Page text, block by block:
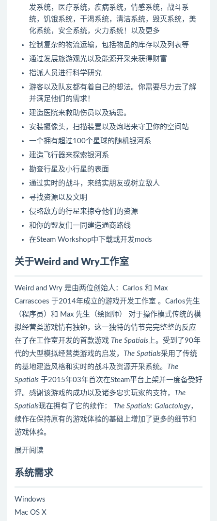
发系统，医疗系统，疾病系统，情感系统，战斗系
统，饥饿系统，干渴系统，清洁系统，毁灭系统，美
化系统，安全系统，火力系统！以及更多
控制复杂的物流运输，包括物品的库存以及列表等
通过发展旅游观光以及能源开采来获得财富
指派人员进行科学研究
游客以及队友都有着自己的想法。你需要尽力去了解
并满足他们的需求！
建造医院来救助伤员以及病患。
安装摄像头，扫描装置以及炮塔来守卫你的空间站
一个拥有超过100个星球的随机银河系
建造飞行器来探索银河系
勘查行星及小行星的表面
通过实时的战斗，来结实朋友或树立敌人
寻找资源以及文明
侵略敌方的行星来掠夺他们的资源
和你的盟友们一同建造通商路线
在Steam Workshop中下载或开发mods
关于Weird and Wry工作室
Weird and Wry 是由两位创始人：Carlos 和 Max
Carrascoes 于2014年成立的游戏开发工作室 。Carlos先生
（程序员）和 Max 先生（绘图师） 对于操作模式传统的模
拟经营类游戏情有独钟，这一独特的情节完完整整的反应
在了在工作室开发的首款游戏 The Spatials 上。受到了90年
代的大型模拟经营类游戏的启发， The Spatials采用了传统
的基地建造风格和实时的战斗及资源开采系统。 The
Spatials 于2015年03年首次在Steam平台上架并一度备受好
评。感谢该游戏的成功以及诸多忠实玩家的支持， The
Spatials现在拥有了它的续作： The Spatials: Galactology，
续作在保持原有的游戏体验的基础上增加了更多的细节和
游戏体验。
展开阅读
系统需求
Windows
Mac OS X